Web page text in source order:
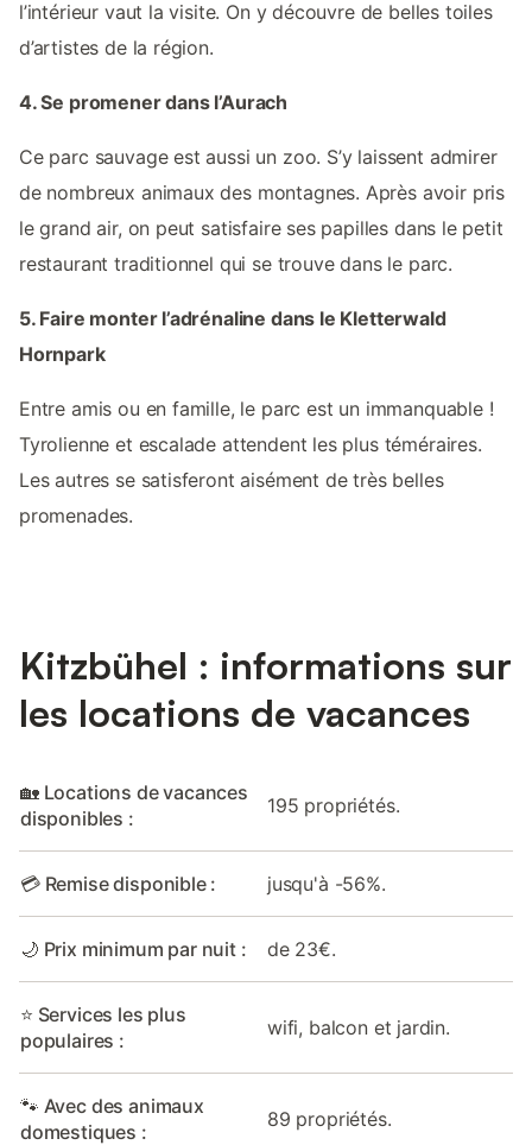
l’intérieur vaut la visite. On y découvre de belles toiles
d’artistes de la région.
4. Se promener dans l’Aurach
Ce parc sauvage est aussi un zoo. S’y laissent admirer
de nombreux animaux des montagnes. Après avoir pris
le grand air, on peut satisfaire ses papilles dans le petit
restaurant traditionnel qui se trouve dans le parc.
5. Faire monter l’adrénaline dans le Kletterwald
Hornpark
Entre amis ou en famille, le parc est un immanquable !
Tyrolienne et escalade attendent les plus téméraires.
Les autres se satisferont aisément de très belles
promenades.
Kitzbühel : informations sur
les locations de vacances
🏡 Locations de vacances
disponibles :
195 propriétés.
💳 Remise disponible : jusqu'à -56%.
🌙 Prix minimum par nuit : de 23€.
⭐ Services les plus
populaires :
wifi, balcon et jardin.
🐾 Avec des animaux
domestiques :
89 propriétés.